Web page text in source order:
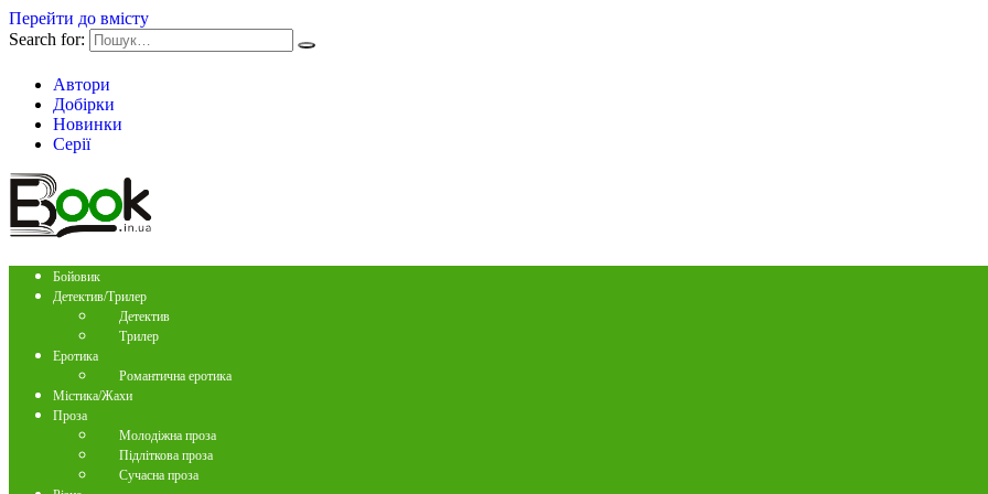
Перейти до вмісту
Search for:
Автори
Добірки
Новинки
Серії
Бойовик
Детектив/Трилер
Детектив
Трилер
Еротика
Романтична еротика
Містика/Жахи
Проза
Молодіжна проза
Підліткова проза
Сучасна проза